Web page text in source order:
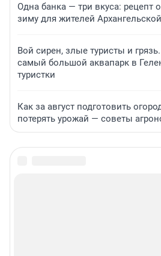
Одна банка — три вкуса: рецепт
зиму для жителей
Вой сирен, злые туристы и
самый большой аквапарк в
туристки
Как за август подготовить
потерять урожай — советы